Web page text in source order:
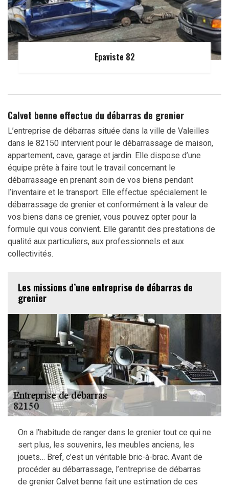
Epaviste 82
Calvet benne effectue du débarras de grenier
L’entreprise de débarras située dans la ville de Valeilles
dans le 82150 intervient pour le débarrassage de maison,
appartement, cave, garage et jardin. Elle dispose d’une
équipe prête à faire tout le travail concernant le
débarrassage en prenant soin de vos biens pendant
l’inventaire et le transport. Elle effectue spécialement le
débarrassage de grenier et conformément à la valeur de
vos biens dans ce grenier, vous pouvez opter pour la
formule qui vous convient. Elle garantit des prestations de
qualité aux particuliers, aux professionnels et aux
collectivités.
Les missions d’une entreprise de débarras de
grenier
On a l’habitude de ranger dans le grenier tout ce qui ne
sert plus, les souvenirs, les meubles anciens, les
jouets… Bref, c’est un véritable bric-à-brac. Avant de
procéder au débarrassage, l’entreprise de débarras
de grenier Calvet benne fait une estimation de ces